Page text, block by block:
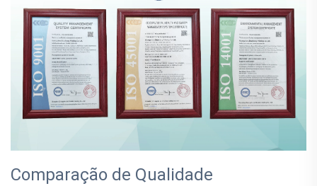
Comparação de Qualidade